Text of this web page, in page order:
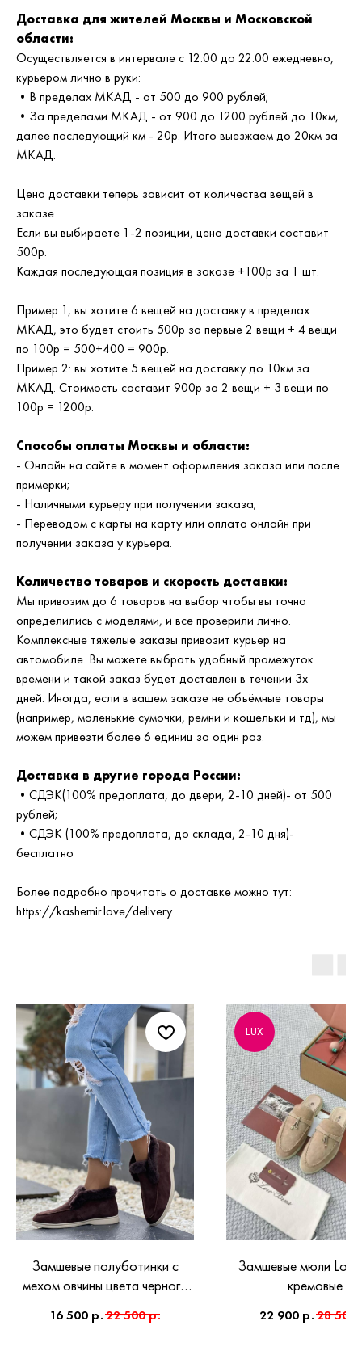
Доставка для жителей Москвы и Московской
области:
Осуществляется в интервале с 12:00 до 22:00 ежедневно,
курьером лично в руки:
•В пределах МКАД - от 500 до 900 рублей;
•За пределами МКАД - от 900 до 1200 рублей до 10км,
далее последующий км - 20р. Итого выезжаем до 20км за
МКАД.
Цена доставки теперь зависит от количества вещей в
заказе.
Если вы выбираете 1-2 позиции, цена доставки составит
500р.
Каждая последующая позиция в заказе +100р за 1 шт.
Пример 1, вы хотите 6 вещей на доставку в пределах
МКАД, это будет стоить 500р за первые 2 вещи + 4 вещи
по 100р = 500+400 = 900р.
Пример 2: вы хотите 5 вещей на доставку до 10км за
МКАД. Стоимость составит 900р за 2 вещи + 3 вещи по
100р = 1200р.
Способы оплаты Москвы и области:
- Онлайн на сайте в момент оформления заказа или после
примерки;
- Наличными курьеру при получении заказа;
- Переводом с карты на карту или оплата онлайн при
получении заказа у курьера.
Количество товаров и скорость доставки:
Мы привозим до 6 товаров на выбор чтобы вы точно
определились с моделями, и все проверили лично.
Комплексные тяжелые заказы привозит курьер на
автомобиле. Вы можете выбрать удобный промежуток
времени и такой заказ будет доставлен в течении 3х
дней. Иногда, если в вашем заказе не объёмные товары
(например, маленькие сумочки, ремни и кошельки и тд), мы
можем привезти более 6 единиц за один раз.
Доставка в другие города России:
•СДЭК(100% предоплата, до двери, 2-10 дней)- от 500
рублей;
•СДЭК (100% предоплата, до склада, 2-10 дня)-
бесплатно
Более подробно прочитать о доставке можно тут:
https://kashemir.love/delivery
Замшевые полуботинки с
мехом овчины цвета черного
16 500 р.22 500р.
LUX
Замшевые мюли Loro
кремовые
22 900 р.28 500